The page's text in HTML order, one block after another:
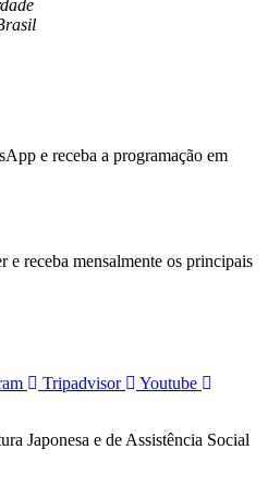
e receba a programação em
e receba mensalmente os principais
Tripadvisor
Youtube
Japonesa e de Assistência Social